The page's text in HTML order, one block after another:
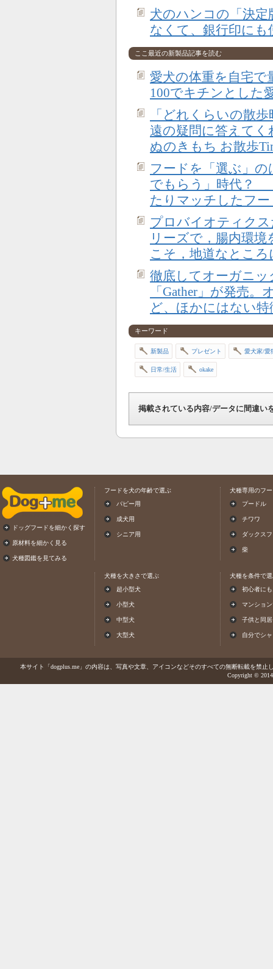
犬のハンコの「決
なくて、銀行印にも
ここ最近の新製品記事を読む
愛犬の体重を自宅
100でキチンとした
「どれくらいの散
遠の疑問に答えて
ぬのきもち お散歩
フードを「選ぶ」
でもらう」時代？
たりマッチしたフ
プロバイオティク
リーズで，腸内環
こそ，地道なとこ
徹底してオーガニ
「Gather」が発売
ど、ほかにはない
キーワード
新製品 プレゼント 愛犬家/愛
日常/生活 okake
掲載されている内容/データに間違い
ドッグフードを細かく探す
原材料を細かく見る
犬種図鑑を見てみる
フードを犬の年齢で選ぶ
パピー用
成犬用
シニア用
犬種専用のフ
プードル
チワワ
ダックス
柴
犬種を大きさで選ぶ
超小型犬
小型犬
中型犬
大型犬
犬種を条件で
初心者に
マンショ
子供と同
自分でシ
本サイト「dogplus.me」の内容は、写真や文章、アイコンなどそのすべての無断転載を禁
Copyright ©